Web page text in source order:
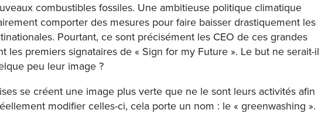
combustibles fossiles. Une ambitieuse politique climatique
comporter des mesures pour faire baisser drastiquement les
Pourtant, ce sont précisément les CEO de ces grandes
les premiers signataires de « Sign for my Future ». Le but ne serait-il
peu leur image ?
se créent une image plus verte que ne le sont leurs activités afin
modifier celles-ci, cela porte un nom : le « greenwashing ».